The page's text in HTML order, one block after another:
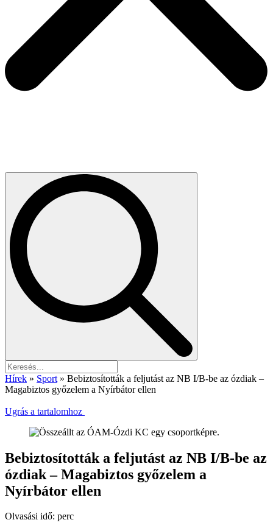
Hírek » Sport » Bebiztosították a feljutást az NB I/B-be az ózdiak –
Magabiztos győzelem a Nyírbátor ellen
Ugrás a tartalomhoz
Bebiztosították a feljutást az NB I/B-be az
ózdiak – Magabiztos győzelem a
Nyírbátor ellen
Olvasási idő: perc